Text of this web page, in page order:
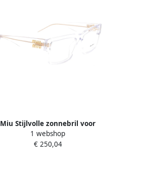
Miu Stijlvolle zonnebril voor
modeliefhebbers Gray Unisex
1 webshop
€ 250,04